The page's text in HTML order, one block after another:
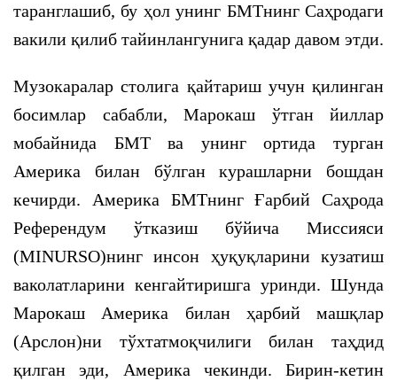
таранглашиб, бу ҳол унинг БМТнинг Саҳродаги
вакили қилиб тайинлангунига қадар давом этди.
Музокаралар столига қайтариш учун қилинган
босимлар сабабли, Марокаш ўтган йиллар
мобайнида БМТ ва унинг ортида турган
Америка билан бўлган курашларни бошдан
кечирди. Америка БМТнинг Ғарбий Саҳрода
Референдум ўтказиш бўйича Миссияси
(MINURSO)нинг инсон ҳуқуқларини кузатиш
ваколатларини кенгайтиришга уринди. Шунда
Марокаш Америка билан ҳарбий машқлар
(Арслон)ни тўхтатмоқчилиги билан таҳдид
қилган эди, Америка чекинди. Бирин-кетин